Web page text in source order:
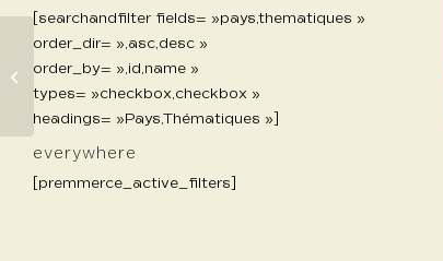
[searchandfilter fields= »pays,thematiques »
order_dir= »,asc,desc »
order_by= »,id,name »
types= »checkbox,checkbox »
headings= »Pays,Thématiques »]
everywhere
[premmerce_active_filters]
648 Hutelle Valerian